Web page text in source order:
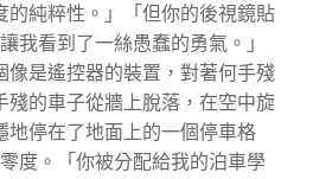
的純粹性。」「但你的後視鏡貼
我看到了一絲愚蠢的勇氣。」
像是遙控器的裝置，對著何手殘
殘的車子從牆上脫落，在空中旋
地停在了地面上的一個停車格
度。「你被分配給我的泊車學